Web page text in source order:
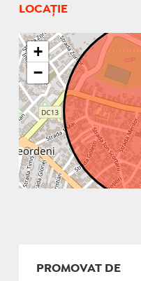
LOCAȚIE
+
−
PROMOVAT DE